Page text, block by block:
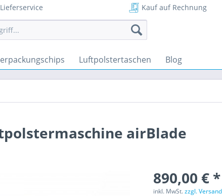
Kauf auf Rechnung
Luftpolstertaschen Blog
airBlade
890,00 € *
inkl. MwSt.zzgl.